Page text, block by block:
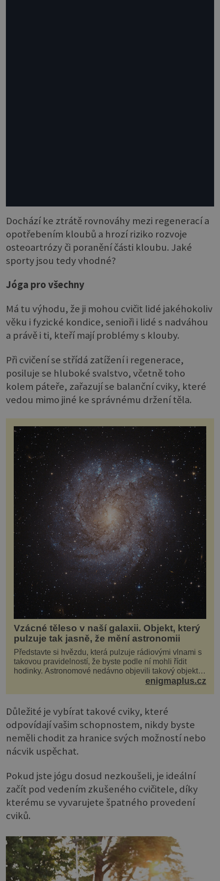
Dochází ke ztrátě rovnováhy mezi regenerací a
opotřebením kloubů a hrozí riziko rozvoje
osteoartrózy či poranění části kloubu. Jaké
sporty jsou tedy vhodné?
Jóga pro všechny
Má tu výhodu, že ji mohou cvičit lidé jakéhokoliv
věku i fyzické kondice, senioři i lidé s nadváhou
a právě i ti, kteří mají problémy s klouby.
Při cvičení se střídá zatížení i regenerace,
posiluje se hluboké svalstvo, včetně toho
kolem páteře, zařazují se balanční cviky, které
vedou mimo jiné ke správnému držení těla.
Vzácné těleso v naší galaxii. Objekt, který
pulzuje tak jasně, že mění astronomii
Představte si hvězdu, která pulzuje rádiovými vlnami s
takovou pravidelností, že byste podle ní mohli řídit
hodinky. Astronomové nedávno objevili takový objekt v
enigmaplus.cz
Důležité je vybírat takové cviky, které
odpovídají vašim schopnostem, nikdy byste
neměli chodit za hranice svých možností nebo
nácvik uspěchat.
Pokud jste jógu dosud nezkoušeli, je ideální
začít pod vedením zkušeného cvičitele, díky
kterému se vyvarujete špatného provedení
cviků.